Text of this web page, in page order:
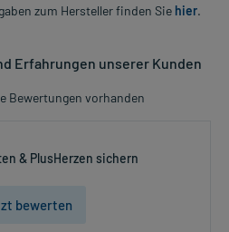
zum Hersteller finden Sie hier.
Erfahrungen unserer Kunden
Bewertungen vorhanden
& PlusHerzen sichern
bewerten